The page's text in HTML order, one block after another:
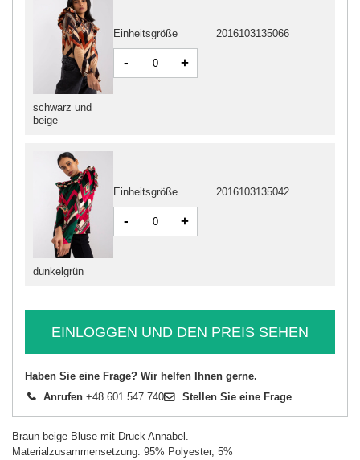
dunkelgrün
Einheitsgröße 2016103135042
- +
schwarz und
beige
Einheitsgröße 2016103135066
- +
EINLOGGEN UND DEN PREIS SEHEN
Haben Sie eine Frage? Wir helfen Ihnen gerne.
Anrufen +48 601 547 740 Stellen Sie eine Frage
Braun-beige Bluse mit Druck Annabel.
Materialzusammensetzung: 95% Polyester, 5%